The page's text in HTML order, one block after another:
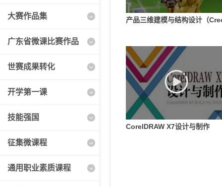
大赛作品集
广东省微课比赛作品
世赛成果转化
开学第一课
技能强国
征集微课程
通用职业素质课程
产品三维建模与结构设计（
CorelDRAW X7设计与制作